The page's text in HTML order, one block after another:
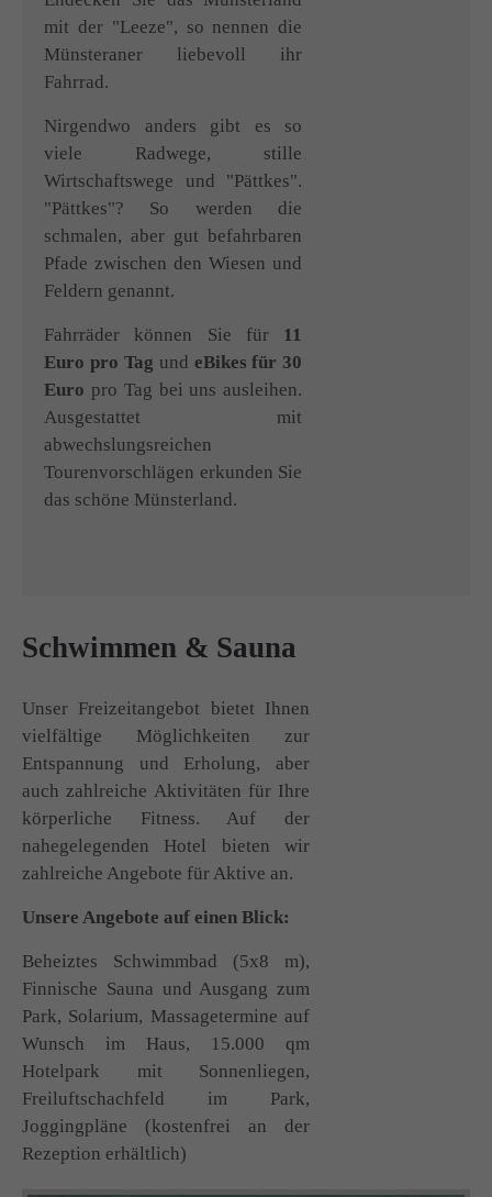
mit der "Leeze", so nennen die
Münsteraner liebevoll ihr
Fahrrad.
Nirgendwo anders gibt es so
viele Radwege, stille
Wirtschaftswege und "Pättkes".
"Pättkes"? So werden die
schmalen, aber gut befahrbaren
Pfade zwischen den Wiesen und
Feldern genannt.
Fahrräder können Sie für 11
Euro pro Tag und eBikes für 30
Euro pro Tag bei uns ausleihen.
Ausgestattet mit
abwechslungsreichen
Tourenvorschlägen erkunden Sie
das schöne Münsterland.
Schwimmen & Sauna
Unser Freizeitangebot bietet Ihnen
vielfältige Möglichkeiten zur
Entspannung und Erholung, aber
auch zahlreiche Aktivitäten für Ihre
körperliche Fitness. Auf der
nahegelegenden Hotel bieten wir
zahlreiche Angebote für Aktive an.
Unsere Angebote auf einen Blick:
Beheiztes Schwimmbad (5x8 m),
Finnische Sauna und Ausgang zum
Park, Solarium, Massagetermine auf
Wunsch im Haus, 15.000 qm
Hotelpark mit Sonnenliegen,
Freiluftschachfeld im Park,
Joggingpläne (kostenfrei an der
Rezeption erhältlich)